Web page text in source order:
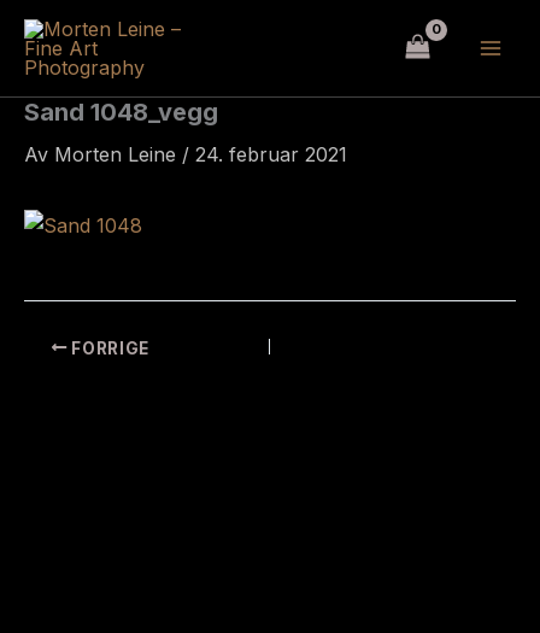
Hopp
rett
innholdet
Sand 1048_vegg
Av Morten Leine / 24. februar 2021
FORRIGE